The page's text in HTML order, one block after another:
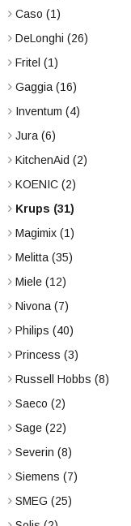
Caso (1)
DeLonghi (26)
Fritel (1)
Gaggia (16)
Inventum (4)
Jura (6)
KitchenAid (2)
KOENIC (2)
Krups (31)
Magimix (1)
Melitta (35)
Miele (12)
Nivona (7)
Philips (40)
Princess (3)
Russell Hobbs (8)
Saeco (2)
Sage (22)
Severin (8)
Siemens (7)
SMEG (25)